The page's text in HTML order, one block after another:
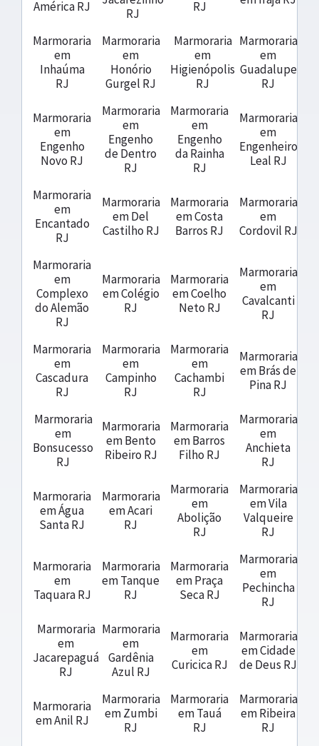
América RJ
RJ
RJ
Marmoraria
em
Inhaúma
RJ
Marmoraria
em
Honório
Gurgel RJ
Marmoraria
em
Higienópolis
RJ
Marmoraria
em
Guadalupe
RJ
Marmoraria
em
Engenho
Novo RJ
Marmoraria
em
Engenho
de Dentro
RJ
Marmoraria
em
Engenho
da Rainha
RJ
Marmoraria
em
Engenheiro
Leal RJ
Marmoraria
em
Encantado
RJ
Marmoraria
em Del
Castilho RJ
Marmoraria
em Costa
Barros RJ
Marmoraria
em
Cordovil RJ
Marmoraria
em
Complexo
do Alemão
RJ
Marmoraria
em Colégio
RJ
Marmoraria
em Coelho
Neto RJ
Marmoraria
em
Cavalcanti
RJ
Marmoraria
em
Cascadura
RJ
Marmoraria
em
Campinho
RJ
Marmoraria
em
Cachambi
RJ
Marmoraria
em Brás de
Pina RJ
Marmoraria
em
Bonsucesso
RJ
Marmoraria
em Bento
Ribeiro RJ
Marmoraria
em Barros
Filho RJ
Marmoraria
em
Anchieta
RJ
Marmoraria
em Água
Santa RJ
Marmoraria
em Acari
RJ
Marmoraria
em
Abolição
RJ
Marmoraria
em Vila
Valqueire
RJ
Marmoraria
em
Taquara RJ
Marmoraria
em Tanque
RJ
Marmoraria
em Praça
Seca RJ
Marmoraria
em
Pechincha
RJ
Marmoraria
em
Jacarepaguá
RJ
Marmoraria
em
Gardênia
Azul RJ
Marmoraria
em
Curicica RJ
Marmoraria
em Cidade
de Deus RJ
Marmoraria
em Anil RJ
Marmoraria
em Zumbi
RJ
Marmoraria
em Tauá
RJ
Marmoraria
em Ribeira
RJ